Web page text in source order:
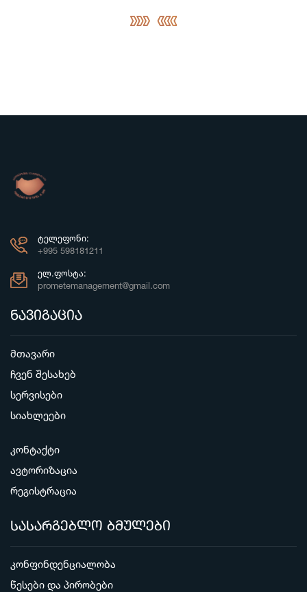
ᲢᲔᲚᲔᲤᲝᲜᲘ:
+995 598181211
ᲔᲚ.ᲤᲝᲡᲢᲐ:
prometemanagement@gmail.com
ნავიგაცია
მთავარი
ჩვენ შესახებ
სერვისები
სიახლეები
კონტაქტი
ავტორიზაცია
რეგისტრაცია
სასარგებლო ბმულები
კონფინდენციალობა
წესები და პირობები